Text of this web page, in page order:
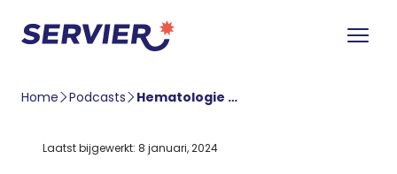
Home Podcasts Hematologie on Tour 24: LIFT Your Talent – Inge van ’t Wout, Hilda Mekelenkamp & Patricia Geers
Laatst bijgewerkt: 8 januari, 2024